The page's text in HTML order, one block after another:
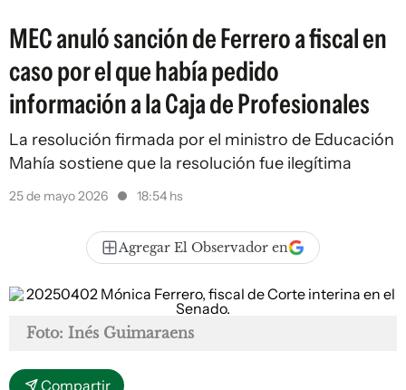
MEC anuló sanción de Ferrero a fiscal en
caso por el que había pedido
información a la Caja de Profesionales
La resolución firmada por el ministro de Educación
Mahía sostiene que la resolución fue ilegítima
25 de mayo 2026 18:54 hs
Agregar El Observador en
Foto: Inés Guimaraens
Compartir